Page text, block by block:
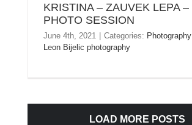
KRISTINA – ZAUVEK LEPA –
PHOTO SESSION
June 4th, 2021 | Categories: Photography
Leon Bijelic photography
LOAD MORE POSTS